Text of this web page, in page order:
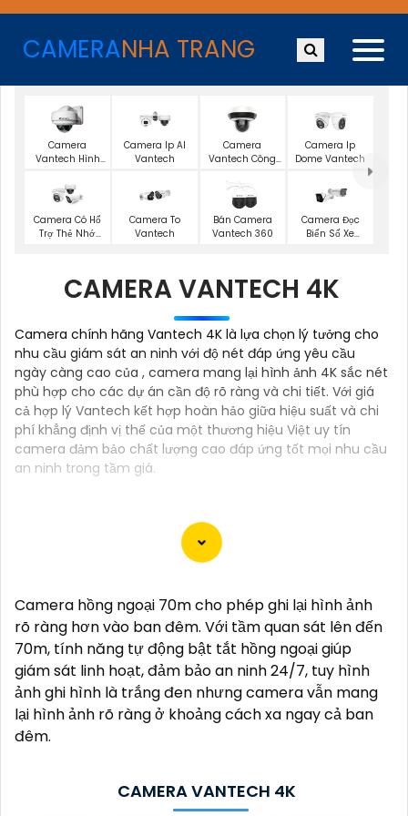
CAMERANHA TRANG
Camera
Vantech Hình
Camera Ip AI
Vantech
Camera
Vantech Công
Camera Ip
Dome Vantech
Camera Có Hổ
Trợ Thẻ Nhớ
Camera To
Vantech
Bán Camera
Vantech 360
Camera Đọc
Biển Số Xe
CAMERA VANTECH 4K
Camera chính hãng Vantech 4K là lựa chọn lý tưởng cho
nhu cầu giám sát an ninh với độ nét đáp ứng yêu cầu
ngày càng cao của , camera mang lại hình ảnh 4K sắc nét
phù hợp cho các dự án cần độ rõ ràng và chi tiết. Với giá
cả hợp lý Vantech kết hợp hoàn hảo giữa hiệu suất và chi
phí khẳng định vị thế của một thương hiệu Việt uy tín
camera đảm bảo chất lượng cao đáp ứng tốt mọi nhu cầu
an ninh trong tầm giá.
Camera Vantech là một thương hiệu camera an
công nghệ hiện đại và chất lượng cao để khẳng định
an ninh và giám sát tốt cho ngôi nhà, cửa hàng, văn
phòng hoặc doanh nghiệp của bạn.
Vantech Việt Nam cung cấp các dòng sản phẩm
camera giám sát chất lượng cao như camera IP,
camera HD-TVI, camera AHD, camera wifi, camera
thông minh, và nhiều hơn nữa. Các sản phẩm của
cao, đáng tin cậy và dễ sử dụng.
Điểm mạnh của Camera Vantech là chất lượng dịch
Camera hồng ngoại 70m cho phép ghi lại hình ảnh
rõ ràng hơn vào ban đêm. Với tầm quan sát lên đến
70m, tính năng tự động bật tắt hồng ngoại giúp
giám sát linh hoạt, đảm bảo an ninh 24/7, tuy hình
ảnh ghi hình là trắng đen nhưng camera vẫn mang
lại hình ảnh rõ ràng ở khoảng cách xa ngay cả ban
đêm.
CAMERA VANTECH 4K